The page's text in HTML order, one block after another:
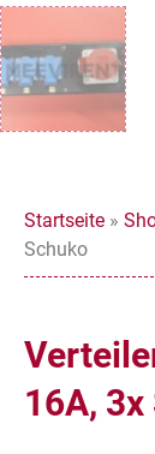
Startseite »
Schuko
16A,